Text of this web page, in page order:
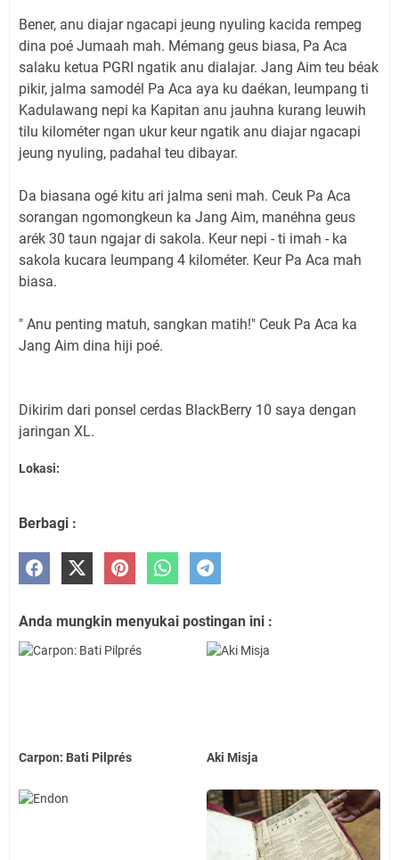
Bener, anu diajar ngacapi jeung nyuling kacida rempeg
dina poé Jumaah mah. Mémang geus biasa, Pa Aca
salaku ketua PGRI ngatik anu dialajar. Jang Aim teu béak
pikir, jalma samodél Pa Aca aya ku daékan, leumpang ti
Kadulawang nepi ka Kapitan anu jauhna kurang leuwih
tilu kilométer ngan ukur keur ngatik anu diajar ngacapi
jeung nyuling, padahal teu dibayar.
Da biasana ogé kitu ari jalma seni mah. Ceuk Pa Aca
sorangan ngomongkeun ka Jang Aim, manéhna geus
arék 30 taun ngajar di sakola. Keur nepi - ti imah - ka
sakola kucara leumpang 4 kilométer. Keur Pa Aca mah
biasa.
" Anu penting matuh, sangkan matih!" Ceuk Pa Aca ka
Jang Aim dina hiji poé.
Dikirim dari ponsel cerdas BlackBerry 10 saya dengan
jaringan XL.
Lokasi:
Berbagi :
Anda mungkin menyukai postingan ini :
Carpon: Bati Pilprés Aki Misja